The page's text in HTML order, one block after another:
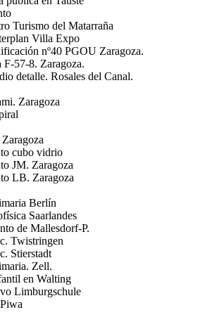
Turismo del Matarraña
Villa Expo
nº40 PGOU Zaragoza.
F-57-8. Zaragoza.
detalle. Rosales del Canal.
Zaragoza
cubo vidrio
JM. Zaragoza
LB. Zaragoza
Berlín
Saarlandes
de Mallesdorf-P.
Twistringen
Stierstadt
Zell.
en Walting
Limburgschule